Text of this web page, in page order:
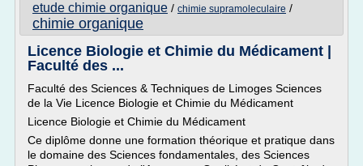
etude chimie organique / chimie supramoleculaire /
chimie organique
Licence Biologie et Chimie du Médicament |
Faculté des ...
Faculté des Sciences & Techniques de Limoges Sciences
de la Vie Licence Biologie et Chimie du Médicament
Licence Biologie et Chimie du Médicament
Ce diplôme donne une formation théorique et pratique dans
le domaine des Sciences fondamentales, des Sciences